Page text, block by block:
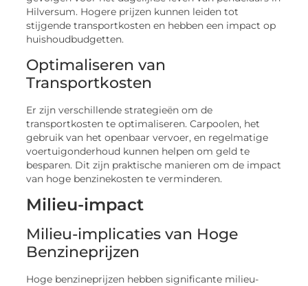
Hilversum. Hogere prijzen kunnen leiden tot
stijgende transportkosten en hebben een impact op
huishoudbudgetten.
Optimaliseren van
Transportkosten
Er zijn verschillende strategieën om de
transportkosten te optimaliseren. Carpoolen, het
gebruik van het openbaar vervoer, en regelmatige
voertuigonderhoud kunnen helpen om geld te
besparen. Dit zijn praktische manieren om de impact
van hoge benzinekosten te verminderen.
Milieu-impact
Milieu-implicaties van Hoge
Benzineprijzen
Hoge benzineprijzen hebben significante milieu-